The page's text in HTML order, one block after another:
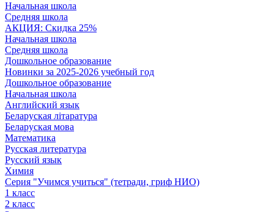
Начальная школа
Средняя школа
АКЦИЯ: Скидка 25%
Начальная школа
Средняя школа
Дошкольное образование
Новинки за 2025-2026 учебный год
Дошкольное образование
Начальная школа
Английский язык
Беларуская літаратура
Беларуская мова
Математика
Русская литература
Русский язык
Химия
Серия "Учимся учиться" (тетради, гриф НИО)
1 класс
2 класс